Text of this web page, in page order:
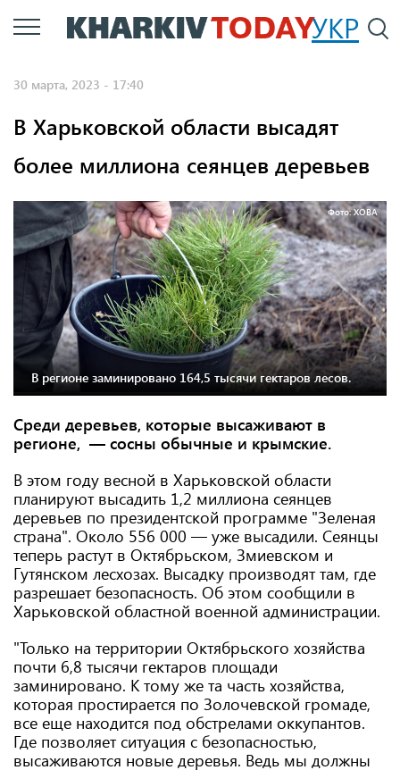
Перейти
к
УКР
30 марта, 2023 - 17:40
В Харьковской области высадят
более миллиона сеянцев деревьев
Фото: ХОВА
В регионе заминировано 164,5 тысячи гектаров лесов.
Среди деревьев, которые высаживают в
регионе, — сосны обычные и крымские.
В этом году весной в Харьковской области
планируют высадить 1,2 миллиона сеянцев
деревьев по президентской программе "Зеленая
страна". Около 556 000 — уже высадили. Сеянцы
теперь растут в Октябрьском, Змиевском и
Гутянском лесхозах. Высадку производят там, где
разрешает безопасность. Об этом сообщили в
Харьковской областной военной администрации.
"Только на территории Октябрьского хозяйства
почти 6,8 тысячи гектаров площади
заминировано. К тому же та часть хозяйства,
которая простирается по Золочевской громаде,
все еще находится под обстрелами оккупантов.
Где позволяет ситуация с безопасностью,
высаживаются новые деревья. Ведь мы должны